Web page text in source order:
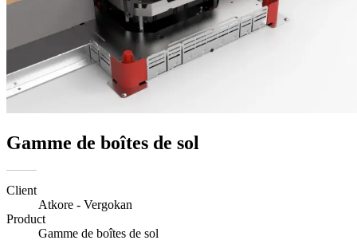
Gamme de boîtes de sol
Client
Atkore - Vergokan
Product
Gamme de boîtes de sol